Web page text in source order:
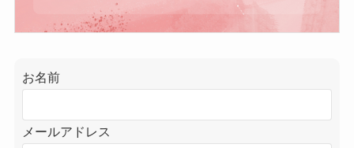
お名前
メールアドレス